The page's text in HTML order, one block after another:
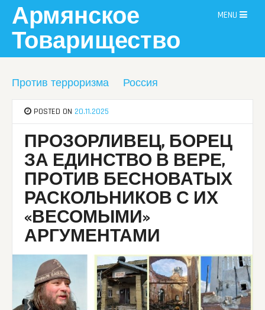
content
Армянское
Товарищество
MENU
Против терроризма Россия
POSTED ON 20.11.2025
ПРОЗОРЛИВЕЦ, БОРЕЦ
ЗА ЕДИНСТВО В ВЕРЕ,
ПРОТИВ БЕСНОВАТЫХ
РАСКОЛЬНИКОВ С ИХ
«ВЕСОМЫМИ»
АРГУМЕНТАМИ